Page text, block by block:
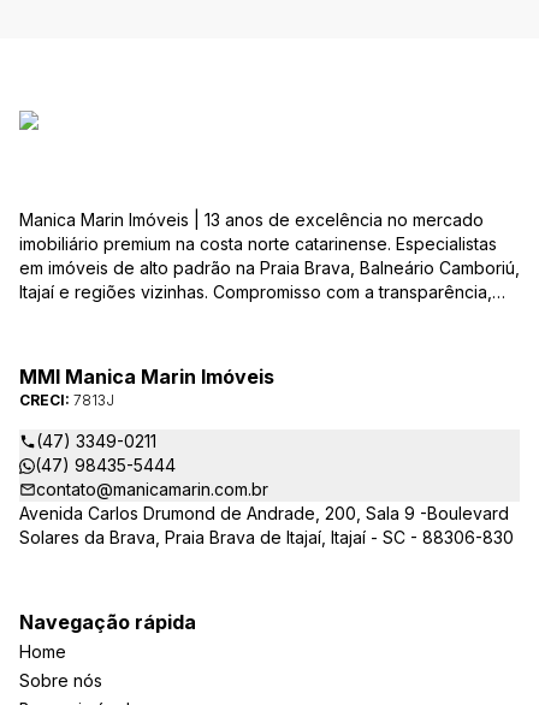
Manica Marin Imóveis | 13 anos de excelência no mercado
imobiliário premium na costa norte catarinense. Especialistas
em imóveis de alto padrão na Praia Brava, Balneário Camboriú,
Itajaí e regiões vizinhas. Compromisso com a transparência,
entende e valoriza seu investimento.
MMI Manica Marin Imóveis
CRECI: 7813J
(47) 3349-0211
(47) 98435-5444
contato@manicamarin.com.br
Avenida Carlos Drumond de Andrade, 200, Sala 9 -Boulevard
Solares da Brava, Praia Brava de Itajaí, Itajaí - SC - 88306-830
Navegação rápida
Home
Sobre nós